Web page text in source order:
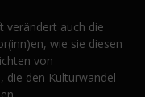
verändert auch die
wie sie diesen
von
die den Kulturwandel